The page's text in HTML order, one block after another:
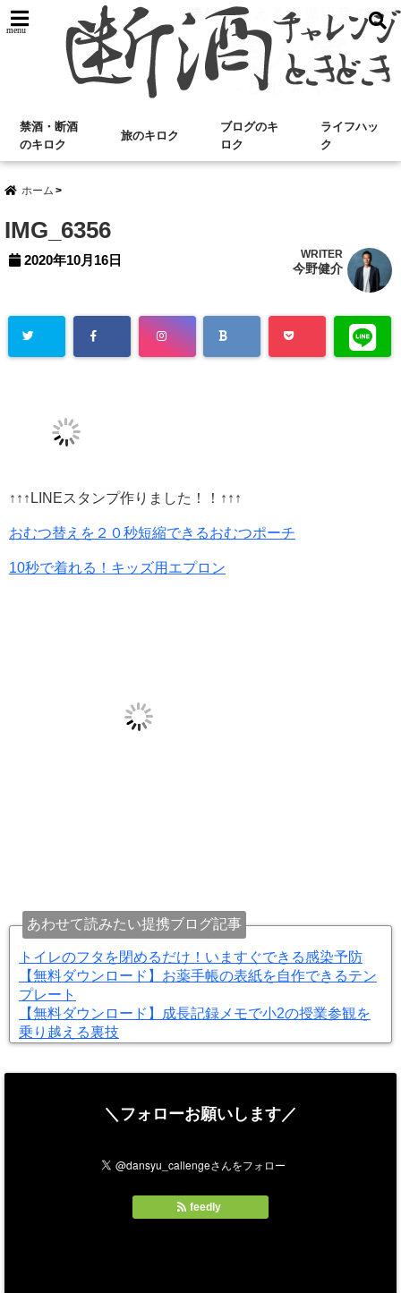
menu
禁酒・断酒
のキロク
旅のキロク
ブログのキ
ロク
ライフハッ
ク
ホーム
IMG_6356
2020年10月16日 WRITER
今野健介
↑↑↑LINEスタンプ作りました！！↑↑↑
おむつ替えを２０秒短縮できるおむつポーチ
10秒で着れる！キッズ用エプロン
あわせて読みたい提携ブログ記事
トイレのフタを閉めるだけ！いますぐできる感染予防
【無料ダウンロード】お薬手帳の表紙を自作できるテン
プレート
【無料ダウンロード】成長記録メモで小2の授業参観を
乗り越える裏技
＼フォローお願いします／
feedly